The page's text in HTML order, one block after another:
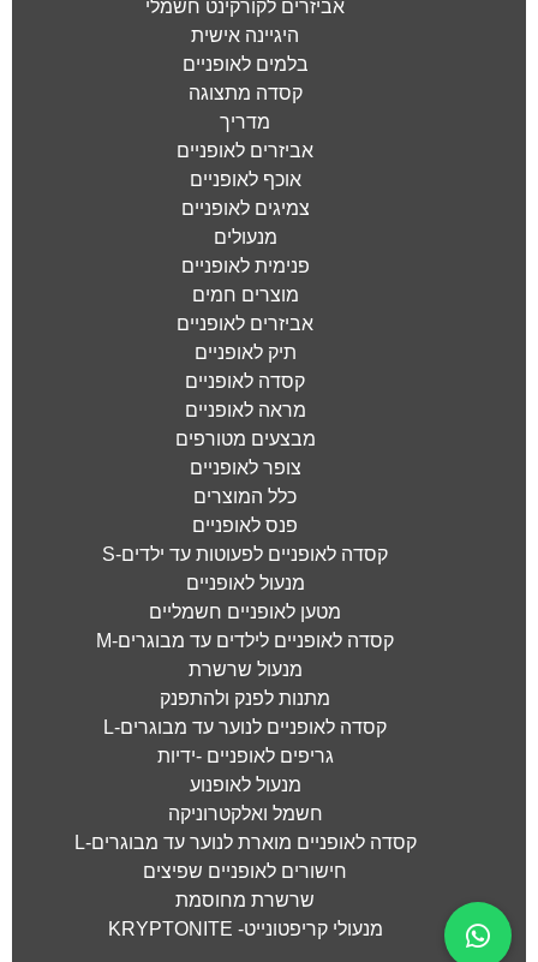
אביזרים לקורקינט חשמלי
היגיינה אישית
בלמים לאופניים
קסדה מתצוגה
מדריך
אביזרים לאופניים
אוכף לאופניים
צמיגים לאופניים
מנעולים
פנימית לאופניים
מוצרים חמים
אביזרים לאופניים
תיק לאופניים
קסדה לאופניים
מראה לאופניים
מבצעים מטורפים
צופר לאופניים
כלל המוצרים
פנס לאופניים
קסדה לאופניים לפעוטות עד ילדים-S
מנעול לאופניים
מטען לאופניים חשמליים
קסדה לאופניים לילדים עד מבוגרים-M
מנעול שרשרת
מתנות לפנק ולהתפנק
קסדה לאופניים לנוער עד מבוגרים-L
גריפים לאופניים -ידיות
מנעול לאופנוע
חשמל ואלקטרוניקה
קסדה לאופניים מוארת לנוער עד מבוגרים-L
חישורים לאופניים שפיצים
שרשרת מחוסמת
מנעולי קריפטונייט- KRYPTONITE